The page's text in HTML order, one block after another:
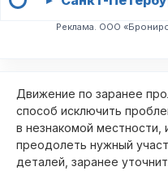
Реклама. ООО
Движение по заранее
способ исключить
в незнакомой местности,
преодолеть нужный
деталей, заранее